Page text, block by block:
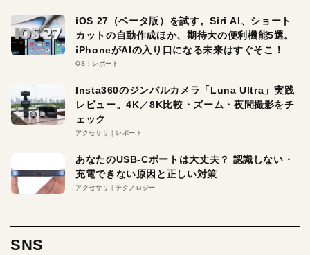
iOS 27（ベータ版）を試す。Siri AI、ショート
カットの自動作成ほか、期待大の便利機能5選。
iPhoneがAIの入り口になる未来はすぐそこ！
OS レポート
Insta360のジンバルカメラ「Luna Ultra」実践
レビュー。4K／8K比較・ズーム・夜間撮影をチ
ェック
アクセサリ レポート
あなたのUSB-Cポートは大丈夫？ 認識しない・
充電できない原因と正しい対策
アクセサリ テクノロジー
SNS